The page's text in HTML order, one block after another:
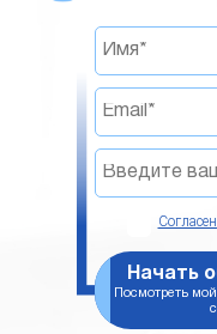
Начать
Посмотреть